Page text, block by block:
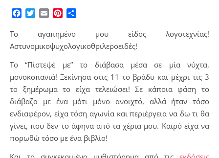
Facebook
TwitterEmailPinterest
Το αγαπημένο μου είδος λογοτεχνίας!
Αστυνομικοψυχολογικοθριλεροειδές!
Το “Πίστεψέ με” το διάβασα μέσα σε μία νύχτα,
μονοκοπανιά! Ξεκίνησα στις 11 το βράδυ και μέχρι τις 3
το ξημέρωμα το είχα τελειώσει! Σε κάποια φάση το
διάβαζα με ένα μάτι μόνο ανοιχτό, αλλά ήταν τόσο
ενδιαφέρον, είχα τόση αγωνία και περιέργεια να δω τι θα
γίνει, που δεν το άφηνα από τα χέρια μου. Καιρό είχα να
πορωθώ τόσο με ένα βιβλίο!